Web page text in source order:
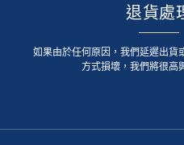
退貨處
如果由於任何原因，我們延遲出貨
方式損壞，我們將很高